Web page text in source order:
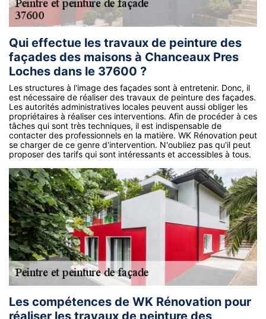
Qui effectue les travaux de peinture des
façades des maisons à Chanceaux Pres
Loches dans le 37600 ?
Les structures à l'image des façades sont à entretenir. Donc, il
est nécessaire de réaliser des travaux de peinture des façades.
Les autorités administratives locales peuvent aussi obliger les
propriétaires à réaliser ces interventions. Afin de procéder à ces
tâches qui sont très techniques, il est indispensable de
contacter des professionnels en la matière. WK Rénovation peut
se charger de ce genre d'intervention. N'oubliez pas qu'il peut
proposer des tarifs qui sont intéressants et accessibles à tous.
Les compétences de WK Rénovation pour
réaliser les travaux de peinture des